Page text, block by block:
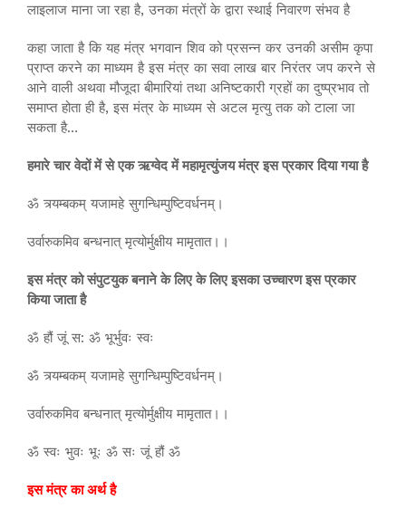
लाइलाज माना जा रहा है, उनका मंत्रों के द्वारा स्थाई निवारण संभव है
कहा जाता है कि यह मंत्र भगवान शिव को प्रसन्न कर उनकी असीम कृपा
प्राप्त करने का माध्यम है इस मंत्र का सवा लाख बार निरंतर जप करने से
आने वाली अथवा मौजूदा बीमारियां तथा अनिष्टकारी ग्रहों का दुष्प्रभाव तो
समाप्त होता ही है, इस मंत्र के माध्यम से अटल मृत्यु तक को टाला जा
सकता है…
हमारे चार वेदों में से एक ऋग्वेद में महामृत्युंजय मंत्र इस प्रकार दिया गया है
ॐ त्र्यम्बकम् यजामहे सुगन्धिम्पुष्टिवर्धनम्।
उर्वारुकमिव बन्धनात् मृत्योर्मुक्षीय मामृतात।।
इस मंत्र को संपुटयुक बनाने के लिए के लिए इसका उच्चारण इस प्रकार
किया जाता है
ॐ हौं जूं स: ॐ भूर्भुवः स्वः
ॐ त्र्यम्बकम् यजामहे सुगन्धिम्पुष्टिवर्धनम्।
उर्वारुकमिव बन्धनात् मृत्योर्मुक्षीय मामृतात।।
ॐ स्वः भुवः भूः ॐ सः जूं हौं ॐ
इस मंत्र का अर्थ है